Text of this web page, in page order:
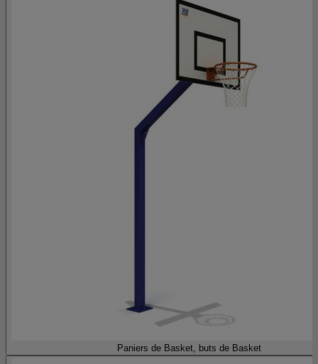
Paniers de Basket, buts de Basket